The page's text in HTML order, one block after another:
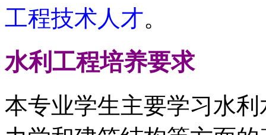
工程技术人才。
水利工程培养要求
本专业学生主要学习水